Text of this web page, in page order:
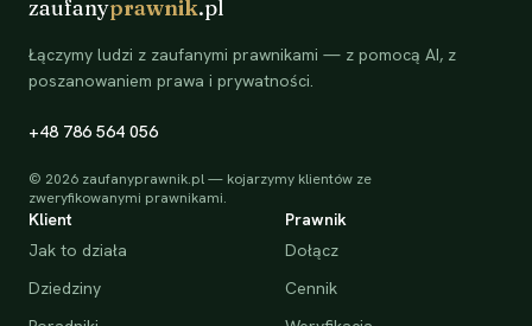
zaufanyprawnik.pl
Łączymy ludzi z zaufanymi prawnikami — z pomocą AI, z
poszanowaniem prawa i prywatności.
+48 786 564 056
© 2026 zaufanyprawnik.pl — kojarzymy klientów ze
zweryfikowanymi prawnikami.
Klient
Jak to działa
Dziedziny
Prawnik
Dołącz
Cennik